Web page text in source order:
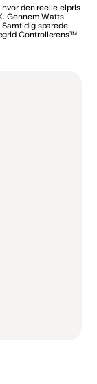
den reelle elpris
Gennem Watts
Samtidig sparede
Controllerens™